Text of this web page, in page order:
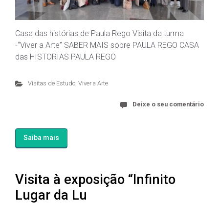
Casa das histórias de Paula Rego Visita da turma
-“Viver a Arte” SABER MAIS sobre PAULA REGO CASA
das HISTORIAS PAULA REGO
Visitas de Estudo, Viver a Arte
Deixe o seu comentário
Saiba mais
Visita à exposição “Infinito
Lugar da Lu